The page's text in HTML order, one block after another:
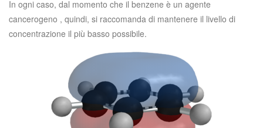
In ogni caso, dal momento che il benzene è un agente
cancerogeno , quindi, si raccomanda di mantenere il livello di
concentrazione il più basso possibile.